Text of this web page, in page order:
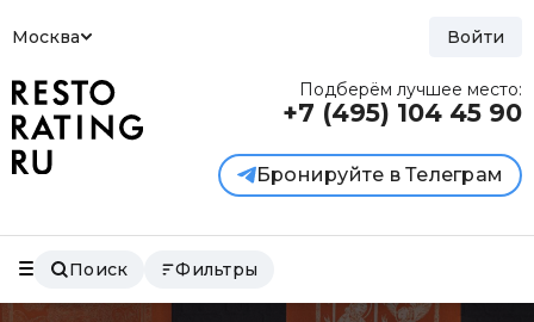
Москва Войти
Подберём лучшее место:
+7 (495) 104 45 90
Бронируйте в Телеграм
Поиск Фильтры